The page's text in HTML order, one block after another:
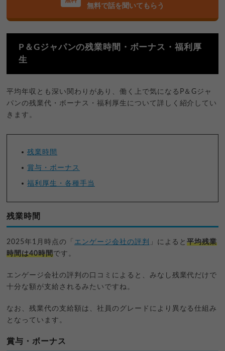
無料で話を聞いてもらう
P＆Gジャパンの残業時間・ボーナス・福利厚
生
平均年収とも深い関わりがあり、働く上で気になるP＆Gジャ
パンの残業代・ボーナス・福利厚生について詳しく紹介してい
きます。
残業時間
賞与・ボーナス
福利厚生・各種手当
残業時間
2025年1月時点の「 エンゲージ会社の評判 」によると平均残業
時間は40時間です。
エンゲージ会社の評判の口コミによると、みなし残業代だけで
十分な額が支給されるみたいですね。
なお、残業代の支給額は、社員のグレードにより異なる仕組み
となっています。
賞与・ボーナス